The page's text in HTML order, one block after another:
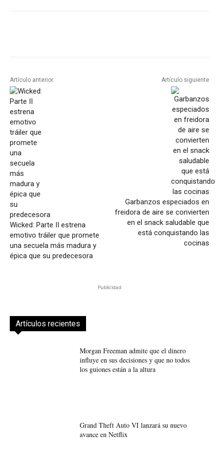
Artículo anterior
Wicked: Parte II estrena
emotivo tráiler que promete
una secuela más madura y
épica que su predecesora
Artículo siguiente
Garbanzos especiados en
freidora de aire se convierten
en el snack saludable que
está conquistando las
cocinas
Publicidad
Artículos recientes
Morgan Freeman admite que el dinero
influye en sus decisiones y que no todos
los guiones están a la altura
Grand Theft Auto VI lanzará su nuevo
avance en Netflix